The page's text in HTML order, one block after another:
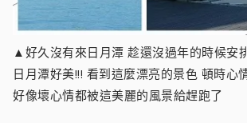
▲好久沒有來日月潭 趁還沒過年的時候安
日月潭好美!!! 看到這麼漂亮的景色 頓時心
好像壞心情都被這美麗的風景給趕跑了